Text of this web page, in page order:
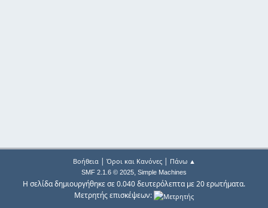
Βοήθεια| Όροι και Κανόνες| Πάνω ▲
SMF 2.1.6 © 2025, Simple Machines
Η σελίδα δημιουργήθηκε σε 0.040 δευτερόλεπτα με 20 ερωτήματα.
Μετρητής επισκέψεων: